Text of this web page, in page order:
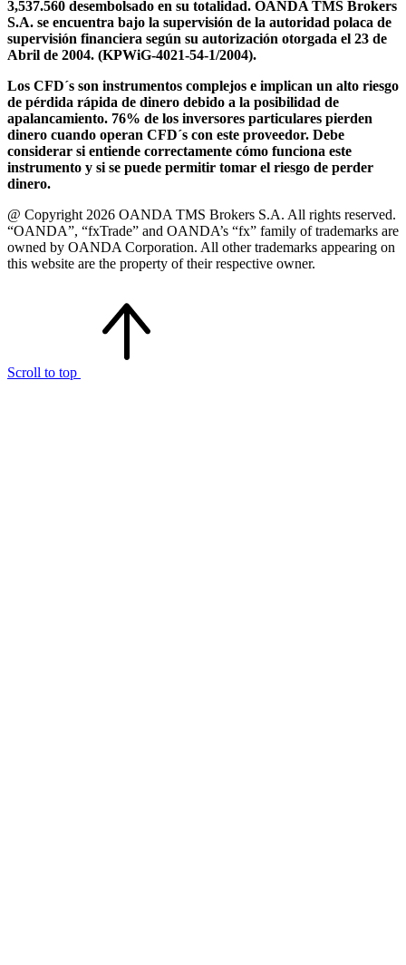
3,537.560 desembolsado en su totalidad. OANDA TMS Brokers
S.A. se encuentra bajo la supervisión de la autoridad polaca de
supervisión financiera según su autorización otorgada el 23 de
Abril de 2004. (KPWiG-4021-54-1/2004).
Los CFD´s son instrumentos complejos e implican un alto riesgo
de pérdida rápida de dinero debido a la posibilidad de
apalancamiento. 76% de los inversores particulares pierden
dinero cuando operan CFD´s con este proveedor. Debe
considerar si entiende correctamente cómo funciona este
instrumento y si se puede permitir tomar el riesgo de perder
dinero.
@ Copyright 2026 OANDA TMS Brokers S.A. All rights reserved.
“OANDA”, “fxTrade” and OANDA’s “fx” family of trademarks are
owned by OANDA Corporation. All other trademarks appearing on
this website are the property of their respective owner.
Scroll to top